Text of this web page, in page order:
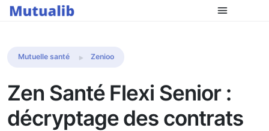
Comparer les mutuelles
Mutuelle santé Zenioo
Zen Santé Flexi Senior :
décryptage des contrats